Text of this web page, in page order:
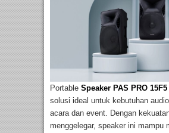
Portable Speaker PAS PRO 15F5
solusi ideal untuk kebutuhan
acara dan event. Dengan
menggelegar, speaker ini mampu